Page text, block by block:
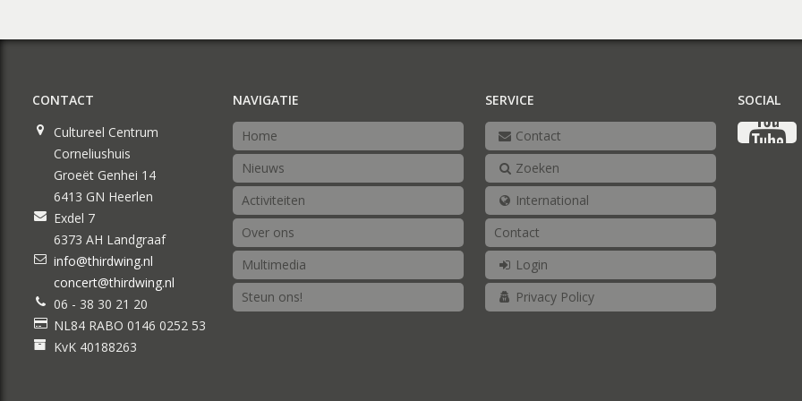
CONTACT
Cultureel Centrum
Corneliushuis
Groeët Genhei 14
6413 GN Heerlen
Exdel 7
6373 AH Landgraaf
info@thirdwing.nl
concert@thirdwing.nl
06 - 38 30 21 20
NL84 RABO 0146 0252 53
KvK 40188263
NAVIGATIE
Home
Nieuws
Activiteiten
Over ons
Multimedia
Steun ons!
SERVICE
Contact
Zoeken
International
Contact
Login
Privacy Policy
SOCIAL